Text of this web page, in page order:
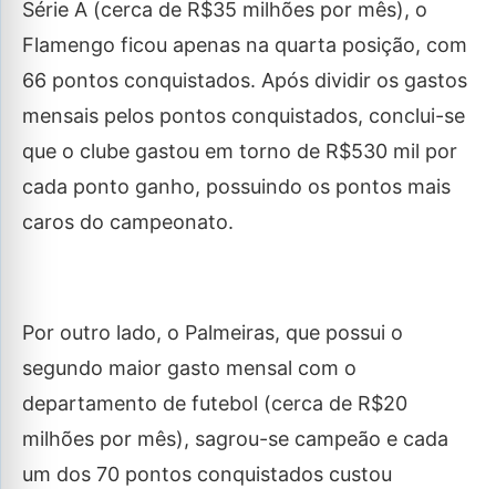
Série A (cerca de R$35 milhões por mês), o
Flamengo ficou apenas na quarta posição, com
66 pontos conquistados. Após dividir os gastos
mensais pelos pontos conquistados, conclui-se
que o clube gastou em torno de R$530 mil por
cada ponto ganho, possuindo os pontos mais
caros do campeonato.
Por outro lado, o Palmeiras, que possui o
segundo maior gasto mensal com o
departamento de futebol (cerca de R$20
milhões por mês), sagrou-se campeão e cada
um dos 70 pontos conquistados custou